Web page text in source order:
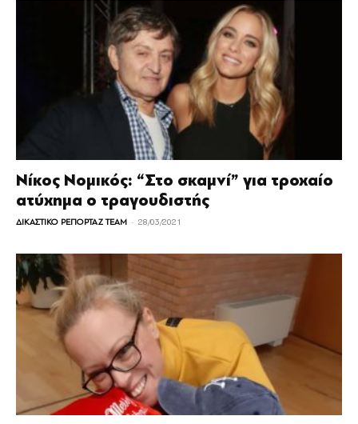
Νίκος Νομικός: “Στο σκαμνί” για τροχαίο
ατύχημα ο τραγουδιστής
ΔΙΚΑΣΤΙΚΟ ΡΕΠΟΡΤΑΖ TEAM - 28/03/2021